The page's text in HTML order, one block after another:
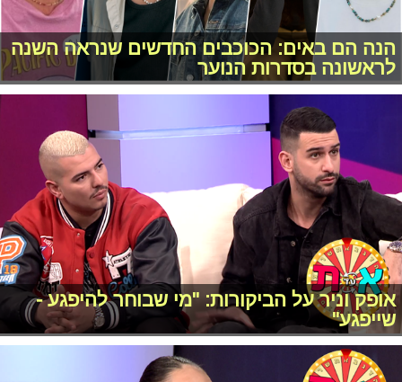
הנה הם באים: הכוכבים החדשים שנראה השנה
לראשונה בסדרות הנוער
אופק וניר על הביקורות: "מי שבוחר להיפגע -
שייפגע"